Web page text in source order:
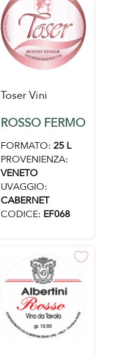
Toser Vini
ROSSO FERMO
FORMATO: 25 L
PROVENIENZA:
VENETO
UVAGGIO:
CABERNET
CODICE: EF068